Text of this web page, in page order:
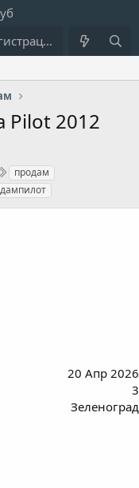
Регистрация
Pilot 2012
Т
е
г
продам
20 Апр 2026
3
Зеленоград